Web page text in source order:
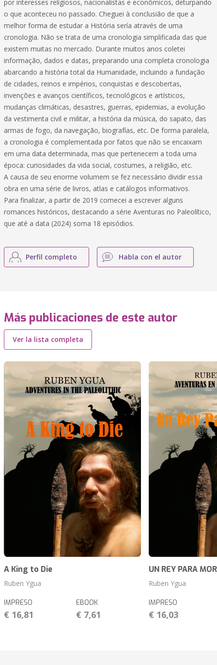
por interesses religiosos, nacionalistas e econômicos, deturpando
o que aconteceu no passado. Cheguei à conclusião de que a
melhor forma de estudar a História sería através de uma
cronologia. Não se trata de uma cronologia simplificada das que
existem muitas no mercado. Durante muitos anos coletei
informação, dados e datas, preparando una completa cronologia
abarcando a história total da Humanidade, incluindo a fundação
de cidades, reinos e impérios, conquistas e descobertas,
invenções e avanços científicos, tecnológicos e artísticos,
mudanças climáticas, desastres, guerras, epidemias, a evolução
da vestimenta civil e militar, a história da música, do sapato, das
armas de fogo, da navegação, biografías, etc. De forma paralela,
a cronologia é complementada por fatos que não se encaixam
em uma data determinada, mas que pertenecem a toda uma
época: curiosidades da vida social, costumes, a religião, etc.
A causa de seu enorme volumem se fez necessário dividir essa
obra en uma série de livros, atlas e catálogos informativos.
Para finalizar, a partir de 2019 comecei a escrever alguns
romances históricos, destacando a série Aventuras no Paleolítico,
que até a data (2024) soma 18 episódios.
Perfil completo Habla con el autor
Más publicaciones de este autor
Ver la lista completa
A King to Die
Ruben Ygua
IMPRESO
€ 16,81
EBOOK
€ 7,61
UN REY PARA
Ruben Ygua
IMPRESO
€ 16,03